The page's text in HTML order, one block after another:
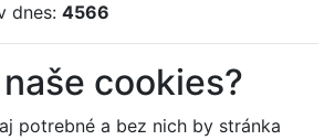
dnes: 4566
cookies?
potrebné a bez nich by stránka